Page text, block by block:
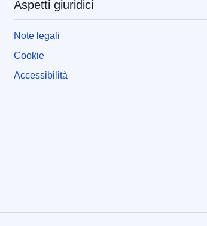
Aspetti giuridici
Note legali
Cookie
Accessibilità